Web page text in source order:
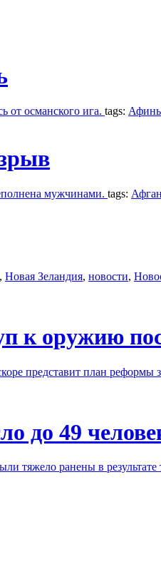
от османского ига. tags:
мужчинами. tags:
, Новая Зеландия, новости,
к оружию
представит план реформы
до 49
ранены в результате